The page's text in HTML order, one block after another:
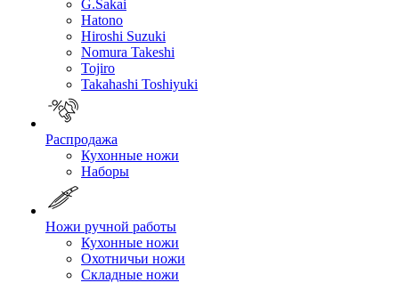
G.Sakai
Hatono
Hiroshi Suzuki
Nomura Takeshi
Tojiro
Takahashi Toshiyuki
Распродажа
Кухонные ножи
Наборы
Ножи ручной работы
Кухонные ножи
Охотничьи ножи
Складные ножи